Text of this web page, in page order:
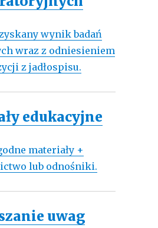
wynik badań
wraz z odniesieniem
z jadłospisu.
edukacyjne
materiały +
lub odnośniki.
uwag